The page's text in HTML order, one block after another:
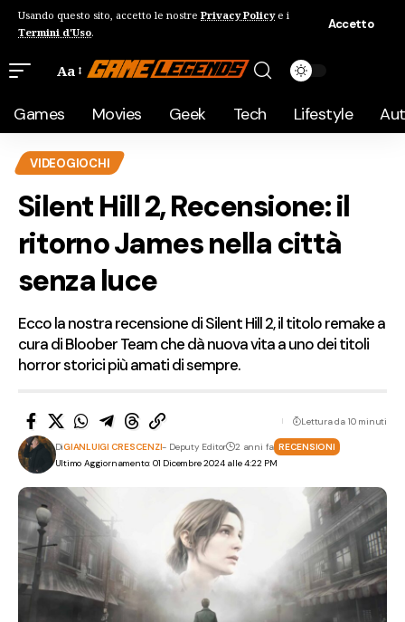
Usando questo sito, accetto le nostre Privacy Policye i
Termini d'Uso.
Accetto
Aa
Games Movies Geek Tech Lifestyle
VIDEOGIOCHI
Silent Hill 2, Recensione: il
ritorno James nella città
senza luce
Ecco la nostra recensione di Silent Hill 2, il titolo remake a
cura di Bloober Team che dà nuova vita a uno dei titoli
horror storici più amati di sempre.
Ultimo Aggiornamento: 01 Dicembre 2024 alle 4:22 PM
DiGIANLUIGI CRESCENZI- Deputy Editor 2 anni fa RECENSIONI
Lettura da 10 minuti